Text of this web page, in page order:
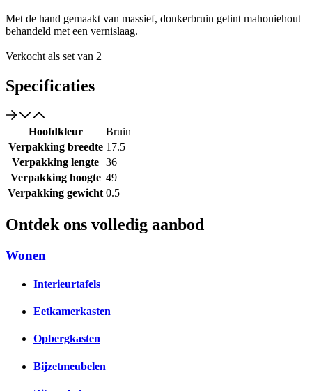
Met de hand gemaakt van massief, donkerbruin getint mahoniehout
behandeld met een vernislaag.
Verkocht als set van 2
Specificaties
Hoofdkleur
Bruin
Verpakking breedte 17.5
Verpakking lengte 36
Verpakking hoogte 49
Verpakking gewicht 0.5
Ontdek ons volledig aanbod
Wonen
Interieurtafels
Eetkamerkasten
Opbergkasten
Bijzetmeubelen